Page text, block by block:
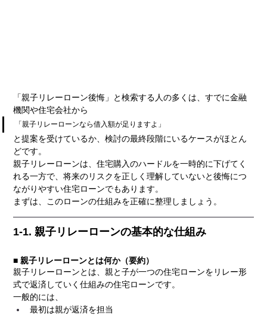
「親子リレーローン後悔」と検索する人の多くは、すでに金融
機関や住宅会社から
「親子リレーローンなら借入額が足りますよ」
と提案を受けているか、検討の最終段階にいるケースがほとん
どです。
親子リレーローンは、住宅購入のハードルを一時的に下げてく
れる一方で、将来のリスクを正しく理解していないと後悔につ
ながりやすい住宅ローンでもあります。
まずは、このローンの仕組みを正確に整理しましょう。
1-1. 親子リレーローンの基本的な仕組み
■ 親子リレーローンとは何か（要約）
親子リレーローンとは、親と子が一つの住宅ローンをリレー形
式で返済していく仕組みの住宅ローンです。
一般的には、
最初は親が返済を担当